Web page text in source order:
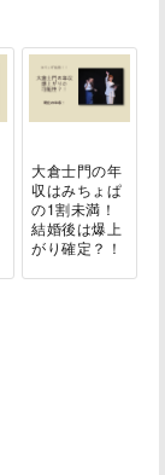
大倉士門の年
収はみちょぱ
の1割未満！
結婚後は爆上
がり確定？！